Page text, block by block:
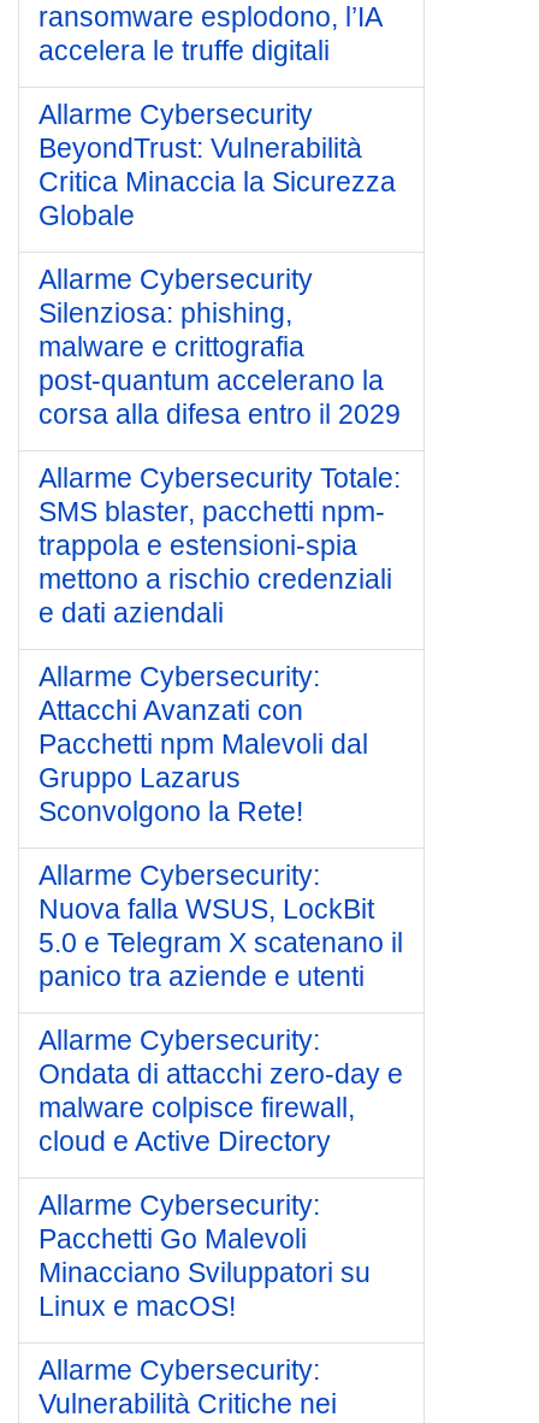
ransomware esplodono, l’IA
accelera le truffe digitali
Allarme Cybersecurity
BeyondTrust: Vulnerabilità
Critica Minaccia la Sicurezza
Globale
Allarme Cybersecurity
Silenziosa: phishing,
malware e crittografia
post‑quantum accelerano la
corsa alla difesa entro il 2029
Allarme Cybersecurity Totale:
SMS blaster, pacchetti npm-
trappola e estensioni-spia
mettono a rischio credenziali
e dati aziendali
Allarme Cybersecurity:
Attacchi Avanzati con
Pacchetti npm Malevoli dal
Gruppo Lazarus
Sconvolgono la Rete!
Allarme Cybersecurity:
Nuova falla WSUS, LockBit
5.0 e Telegram X scatenano il
panico tra aziende e utenti
Allarme Cybersecurity:
Ondata di attacchi zero-day e
malware colpisce firewall,
cloud e Active Directory
Allarme Cybersecurity:
Pacchetti Go Malevoli
Minacciano Sviluppatori su
Linux e macOS!
Allarme Cybersecurity:
Vulnerabilità Critiche nei